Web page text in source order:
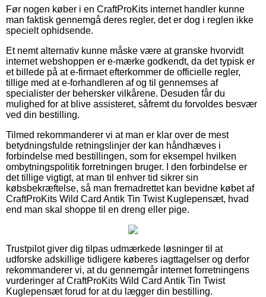
Før nogen køber i en CraftProKits internet handler kunne
man faktisk gennemgå deres regler, det er dog i reglen ikke
specielt ophidsende.
Et nemt alternativ kunne måske være at granske hvorvidt
internet webshoppen er e-mærke godkendt, da det typisk er
et billede på at e-firmaet efterkommer de officielle regler,
tillige med at e-forhandleren af og til gennemses af
specialister der behersker vilkårene. Desuden får du
mulighed for at blive assisteret, såfremt du forvoldes besvær
ved din bestilling.
Tilmed rekommanderer vi at man er klar over de mest
betydningsfulde retningslinjer der kan håndhæves i
forbindelse med bestillingen, som for eksempel hvilken
ombytningspolitik forretningen bruger. I den forbindelse er
det tillige vigtigt, at man til enhver tid sikrer sin
købsbekræftelse, så man fremadrettet kan bevidne købet af
CraftProKits Wild Card Antik Tin Twist Kuglepensæt, hvad
end man skal shoppe til en dreng eller pige.
Trustpilot giver dig tilpas udmærkede løsninger til at
udforske adskillige tidligere køberes iagttagelser og derfor
rekommanderer vi, at du gennemgår internet forretningens
vurderinger af CraftProKits Wild Card Antik Tin Twist
Kuglepensæt forud for at du lægger din bestilling.